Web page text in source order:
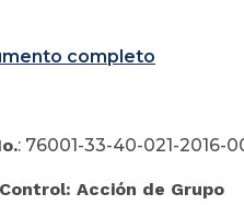
completo
: 76001-33-40-021-2016-
Acción de Grupo